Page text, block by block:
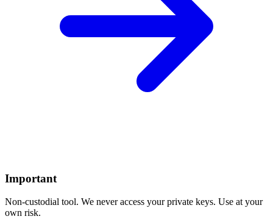
Important
Non-custodial tool. We never access your private keys. Use at your
own risk.